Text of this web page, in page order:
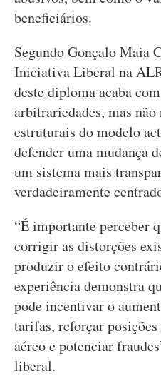
beneficiários.
Segundo Gonçalo Maia
Iniciativa Liberal na
deste diploma acaba
arbitrariedades, mas
estruturais do modelo
defender uma mudança
um sistema mais
verdadeiramente
“É importante perceber
corrigir as distorções
produzir o efeito
experiência demonstra
pode incentivar o
tarifas, reforçar
aéreo e potenciar
liberal.